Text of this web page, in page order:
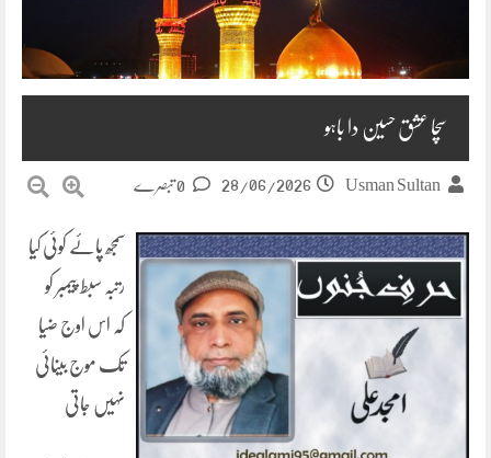
سچا عشق حسین دا باہو
Usman Sultan
28/06/2026
سمجھ پائے کوئی کیا
رتبہ سبط پیمبر کو
کہ اس اوج ضیا
تک موج بینائی
نہیں جاتی